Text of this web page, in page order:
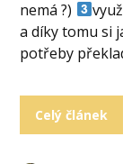
nemá ?)
a díky tomu si
potřeby
Celý článek